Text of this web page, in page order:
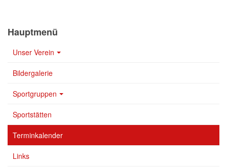
Hauptmenü
Unser Verein
Bildergalerie
Sportgruppen
Sportstätten
Terminkalender
Links